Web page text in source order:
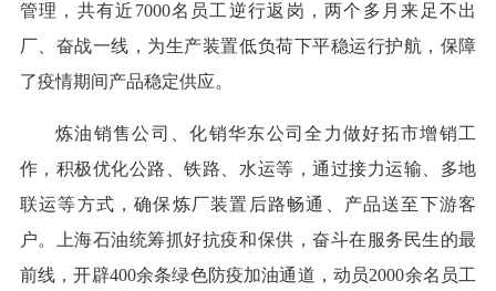
管理，共有近7000名员工逆行返岗，两个多月来足不出
厂、奋战一线，为生产装置低负荷下平稳运行护航，保障
了疫情期间产品稳定供应。
炼油销售公司、化销华东公司全力做好拓市增销工
作，积极优化公路、铁路、水运等，通过接力运输、多地
联运等方式，确保炼厂装置后路畅通、产品送至下游客
户。上海石油统筹抓好抗疫和保供，奋斗在服务民生的最
前线，开辟400余条绿色防疫加油通道，动员2000余名员工